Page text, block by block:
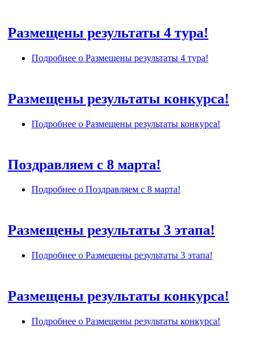
Размещены результаты 4 тура!
Подробнее о Размещены результаты 4 тура!
Размещены результаты конкурса!
Подробнее о Размещены результаты конкурса!
Поздравляем с 8 марта!
Подробнее о Поздравляем с 8 марта!
Размещены результаты 3 этапа!
Подробнее о Размещены результаты 3 этапа!
Размещены результаты конкурса!
Подробнее о Размещены результаты конкурса!